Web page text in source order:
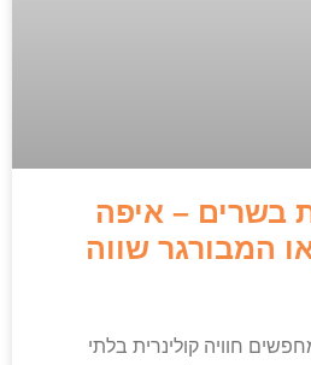
בשרים – איפה
המבורגר שווה
חוויה קולינרית בלתי